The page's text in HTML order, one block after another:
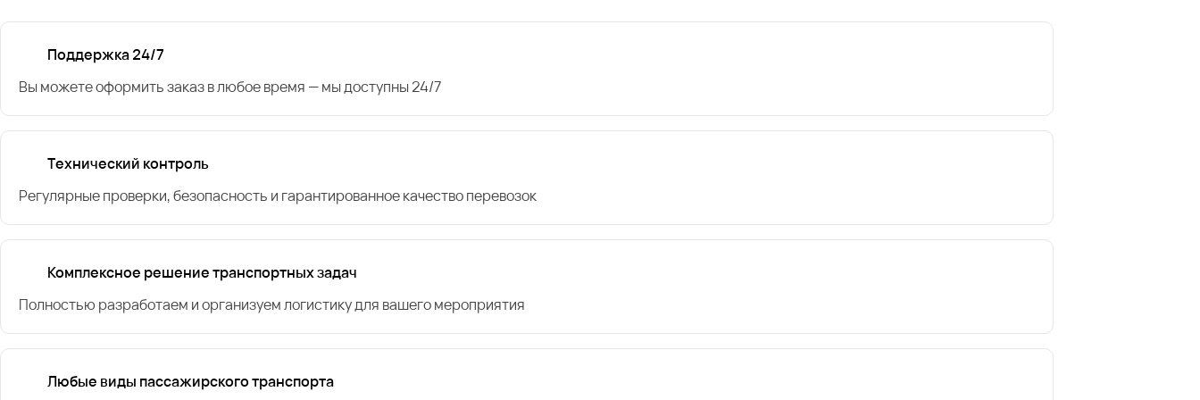
Поддержка 24/7
Вы можете оформить заказ в любое время — мы доступны 24/7
Технический контроль
Регулярные проверки, безопасность и гарантированное качество перевозок
Комплексное решение транспортных задач
Полностью разработаем и организуем логистику для вашего мероприятия
Любые виды пассажирского транспорта